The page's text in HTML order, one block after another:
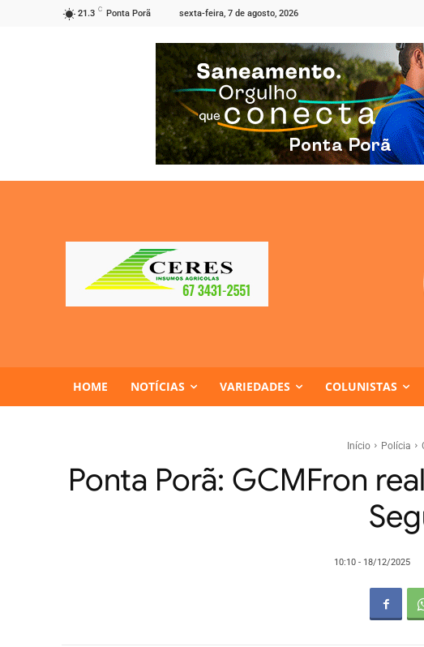
21.3 C Ponta Porã sexta-feira, 7 de agosto, 2026
HOME NOTÍCIAS VARIEDADES COLUNISTAS
Início Polícia
Ponta Porã: GCMFron
10:10 - 18/12/2025